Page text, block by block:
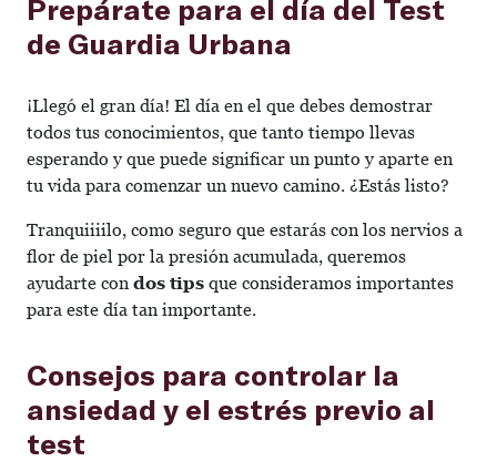
Prepárate para el día del Test
de Guardia Urbana
¡Llegó el gran día! El día en el que debes demostrar
todos tus conocimientos, que tanto tiempo llevas
esperando y que puede significar un punto y aparte en
tu vida para comenzar un nuevo camino. ¿Estás listo?
Tranquiiiilo, como seguro que estarás con los nervios a
flor de piel por la presión acumulada, queremos
ayudarte con dos tips que consideramos importantes
para este día tan importante.
Consejos para controlar la
ansiedad y el estrés previo al
test